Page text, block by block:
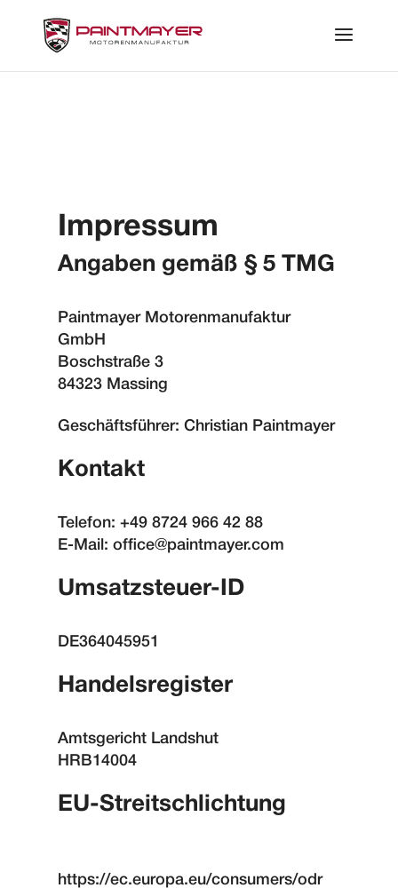
Impressum
Angaben gemäß § 5 TMG
Paintmayer Motorenmanufaktur
GmbH
Boschstraße 3
84323 Massing
Geschäftsführer: Christian Paintmayer
Kontakt
Telefon: +49 8724 966 42 88
E-Mail: office@paintmayer.com
Umsatzsteuer-ID
DE364045951
Handelsregister
Amtsgericht Landshut
HRB14004
EU-Streitschlichtung
https://ec.europa.eu/consumers/odr